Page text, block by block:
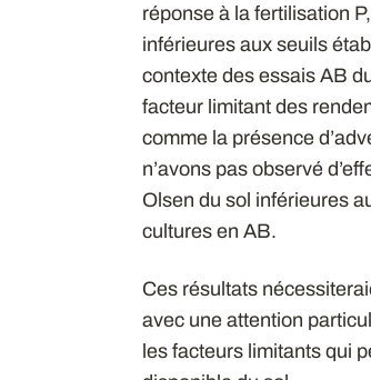
réponse à la fertilisation
inférieures aux seuils
contexte des essais AB
facteur limitant des
comme la présence
n’avons pas observé
Olsen du sol inférieures
cultures en AB.
Ces résultats
avec une attention
les facteurs limitants qui